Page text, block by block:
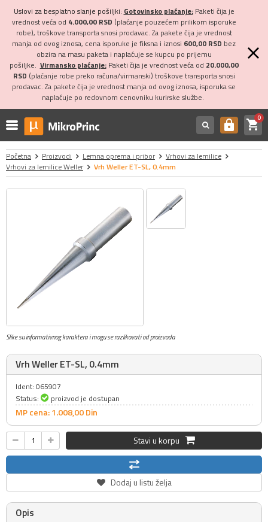
Uslovi za besplatno slanje pošiljki: Gotovinsko plaćanje:Paketi čija je
vrednost veća od 4.000,00 RSD (plaćanje pouzećem prilikom isporuke
robe), troškove transporta snosi prodavac. Za pakete čija je vrednost
manja od ovog iznosa, cena isporuke je fiksna i iznosi 600,00 RSD bez
obzira na masu paketa i naplaćuje se kupcu po prijemu
pošiljke. Virmansko plaćanje:Paketi čija je vrednost veća od 20.000,00
RSD (plaćanje robe preko računa/virmanski) troškove transporta snosi
prodavac. Za pakete čija je vrednost manja od ovog iznosa, isporuka se
naplaćuje po redovnom cenovniku kurirske službe.
https shopping_cart0
Početna Proizvodi Lemna oprema i pribor
Vrhovi za lemilice
Vrhovi za lemilice Weller
Vrh Weller ET-SL, 0.4mm
Slike su informativnog karaktera i mogu se razlikovati od proizvoda
Vrh Weller ET-SL, 0.4mm
Ident: 065907
Status:
proizvod je dostupan
MP cena: 1.008,00Din
Stavi u korpu
Dodaj u listu želja
Opis